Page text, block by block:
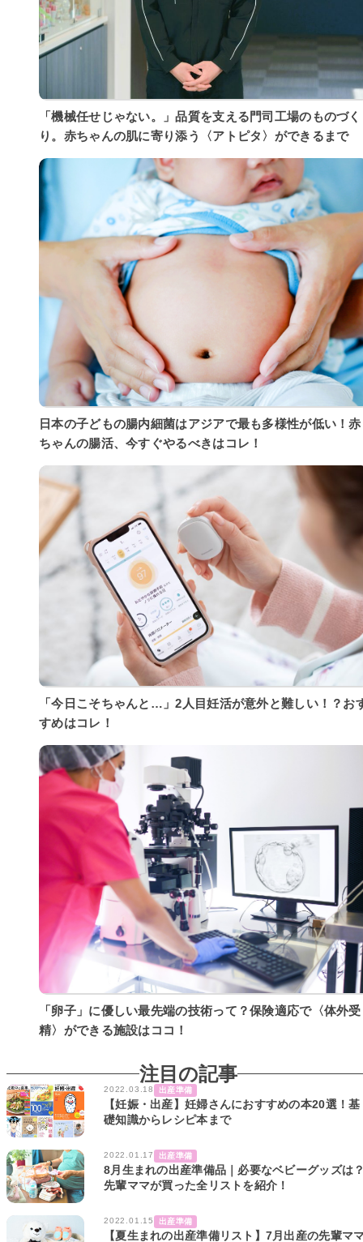
「機械任せじゃない。」品質を支える門司工場のものづく
り。赤ちゃんの肌に寄り添う〈アトピタ〉ができるまで
日本の子どもの腸内細菌はアジアで最も多様性が低い！赤
ちゃんの腸活、今すぐやるべきはコレ！
「今日こそちゃんと…」2人目妊活が意外と難しい！？お
すめはコレ！
「卵子」に優しい最先端の技術って？保険適応で〈体外受
精〉ができる施設はココ！
注目の記事
2022.03.18 出産準備
【妊娠・出産】妊婦さんにおすすめの本20選！基
礎知識からレシピ本まで
2022.01.17 出産準備
8月生まれの出産準備品｜必要なベビーグッズは
先輩ママが買った全リストを紹介！
2022.01.15 出産準備
【夏生まれの出産準備リスト】7月出産の先輩マ